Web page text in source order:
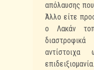
απόλαυσης
Άλλο είτε
ο Λακάν
επιδειξιομανία.